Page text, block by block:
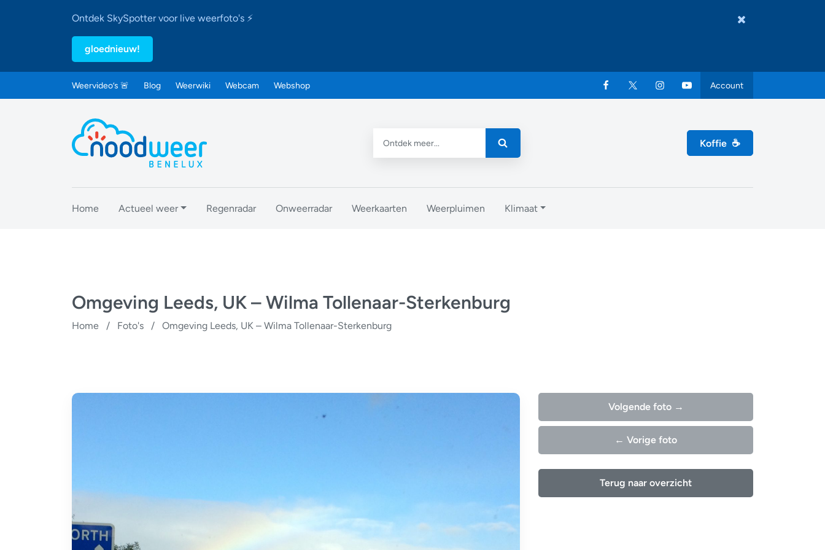
Ontdek SkySpotter voor live weerfoto's ⚡
gloednieuw!
Weervideo’s 🚨 Blog Weerwiki Webcam Webshop Account
Koffie ☕
Home Actueel weer Regenradar Onweerradar Weerkaarten Weerpluimen Klimaat
Omgeving Leeds, UK – Wilma Tollenaar-Sterkenburg
Home / Foto's / Omgeving Leeds, UK – Wilma Tollenaar-Sterkenburg
Volgende foto →
← Vorige foto
Terug naar overzicht